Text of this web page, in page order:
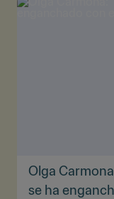
Olga
se ha